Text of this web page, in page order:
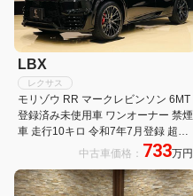
LBX
レクサス
モリゾウ RR マークレビンソン 6MT
登録済み未使用車 ワンオーナー 禁煙
車 走行10キロ 令和7年7月登録 超高
級レクサス純正オプションボディー
コーティング済み 前後ドライブレコ
ーダー 寒冷地仕様 4WD
中古車価格： 733万円